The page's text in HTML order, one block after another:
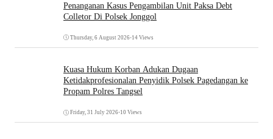
Penanganan Kasus Pengambilan Unit Paksa Debt
Colletor Di Polsek Jonggol
Thursday, 6 August 2026•14 Views
Kuasa Hukum Korban Adukan Dugaan
Ketidakprofesionalan Penyidik Polsek Pagedangan ke
Propam Polres Tangsel
Friday, 31 July 2026•10 Views